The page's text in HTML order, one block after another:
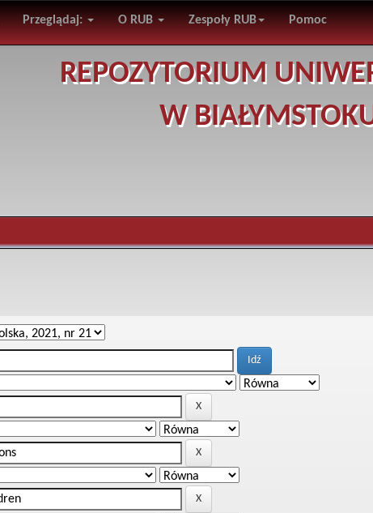
Przeglądaj: O RUB Zespoły RUB Pomoc
REPOZYTORIUM
W